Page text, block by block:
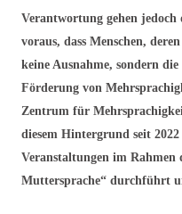
Verantwortung gehen jedoch
voraus, dass Menschen,
keine Ausnahme, sondern
Förderung von
Zentrum für
diesem Hintergrund seit
Veranstaltungen im Rahmen
Muttersprache“ durchführt